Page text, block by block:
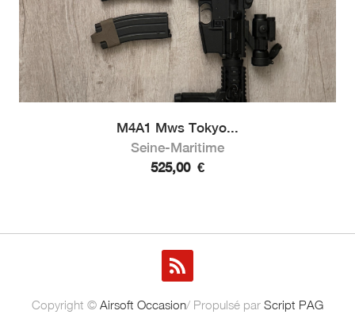
M4A1 Mws Tokyo...
Seine-Maritime
525,00 €
Copyright © Airsoft Occasion/ Propulsé par Script PAG